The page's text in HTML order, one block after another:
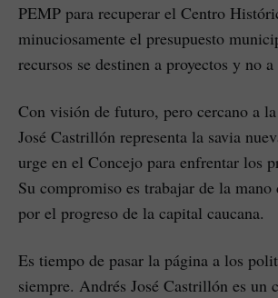
PEMP para recuperar el Centro
minuciosamente el presupuesto
recursos se destinen a proyectos y no
Con visión de futuro, pero cercano a
José Castrillón representa la savia
urge en el Concejo para enfrentar los
Su compromiso es trabajar de la
por el progreso de la capital caucana.
Es tiempo de pasar la página a los
siempre. Andrés José Castrillón es un